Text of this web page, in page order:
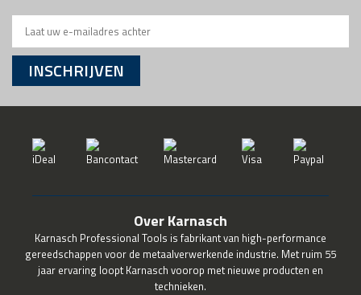
INSCHRIJVEN
Over Karnasch
Karnasch Professional Tools is fabrikant van high-performance
gereedschappen voor de metaalverwerkende industrie. Met ruim 55
jaar ervaring loopt Karnasch voorop met nieuwe producten en
technieken.